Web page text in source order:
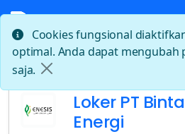
Beranda Loker PT Bintang
Loker PT
Energi
Cookies fungsional
optimal. Anda dapat mengubah
saja.